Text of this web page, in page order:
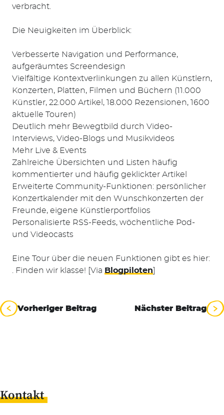
Suchen
nach:
verbracht.
Die Neuigkeiten im Überblick:
Verbesserte Navigation und Performance,
aufgeräumtes Screendesign
Vielfältige Kontextverlinkungen zu allen Künstlern,
Konzerten, Platten, Filmen und Büchern (11.000
Künstler, 22.000 Artikel, 18.000 Rezensionen, 1600
aktuelle Touren)
Deutlich mehr Bewegtbild durch Video-
Interviews, Video-Blogs und Musikvideos
Mehr Live & Events
Zahlreiche Übersichten und Listen häufig
kommentierter und häufig geklickter Artikel
Erweiterte Community-Funktionen: persönlicher
Konzertkalender mit den Wunschkonzerten der
Freunde, eigene Künstlerportfolios
Personalisierte RSS-Feeds, wöchentliche Pod-
und Videocasts
Eine Tour über die neuen Funktionen gibt es hier:
. Finden wir klasse! [Via Blogpiloten
Beitragsnavigation
Vorheriger Beitrag Nächster Beitrag
Kontakt